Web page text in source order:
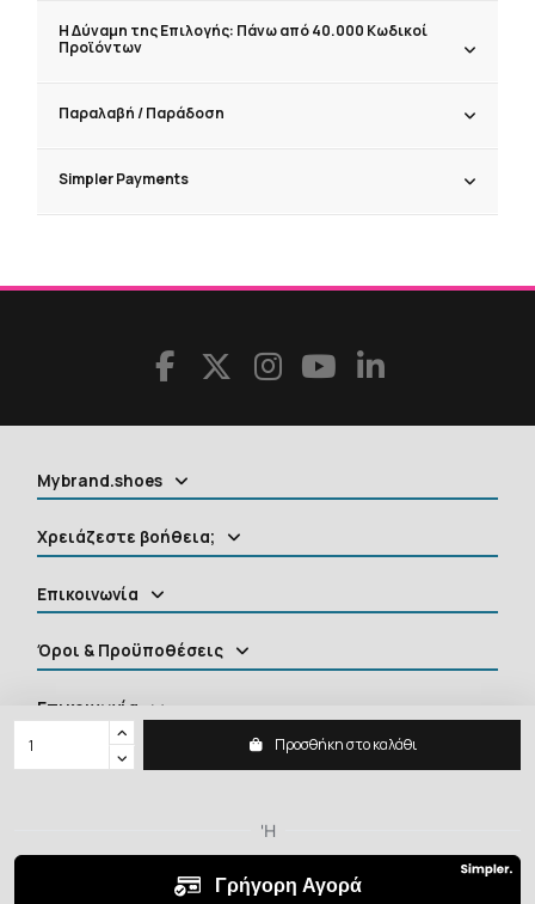
Προσθήκη στο καλάθι
Η Δύναμη της Επιλογής: Πάνω από 40.000 Κωδικοί
Προϊόντων
Παραλαβή / Παράδoση
Simpler Payments
Mybrand.shoes
Χρειάζεστε βοήθεια;
Επικοινωνία
Όροι & Προϋποθέσεις
Επικοινωνία